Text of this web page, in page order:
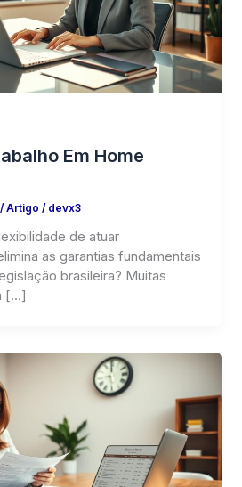
Em Home
/ Artigo / devx3
de atuar
as garantias fundamentais
brasileira? Muitas
[…]